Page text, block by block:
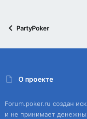
PartyPoker
О проекте
Forum.poker.ru создан
и не принимает